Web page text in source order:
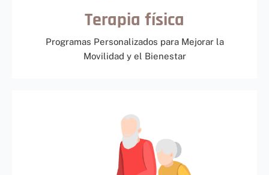
Terapia física
Programas Personalizados para Mejorar la
Movilidad y el Bienestar